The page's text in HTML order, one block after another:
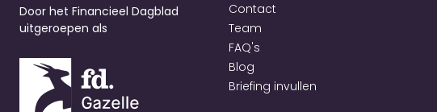
Door het Financieel Dagblad
uitgeroepen als
Contact
Team
FAQ's
Blog
Briefing invullen